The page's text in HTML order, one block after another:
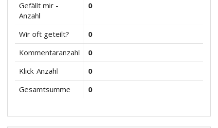
Gefällt mir -
Anzahl
0
Wir oft geteilt?
0
Kommentaranzahl
0
Klick-Anzahl
0
Gesamtsumme
0